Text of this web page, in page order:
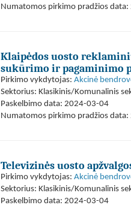
Numatomos pirkimo pradžios
Klaipėdos uosto
sukūrimo ir pagaminimo
Pirkimo vykdytojas: Akcinė
Sektorius: Klasikinis/Komunalinis
Paskelbimo data: 2024-03-04
Numatomos pirkimo pradžios
Televizinės uosto
Pirkimo vykdytojas: Akcinė
Sektorius: Klasikinis/Komunalinis
Paskelbimo data: 2024-03-04